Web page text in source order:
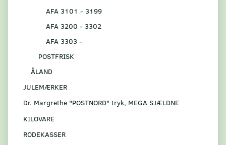
AFA 3101 - 3199
AFA 3200 - 3302
AFA 3303 -
POSTFRISK
ÅLAND
JULEMÆRKER
Dr. Margrethe "POSTNORD" tryk, MEGA SJÆLDNE
KILOVARE
RODEKASSER